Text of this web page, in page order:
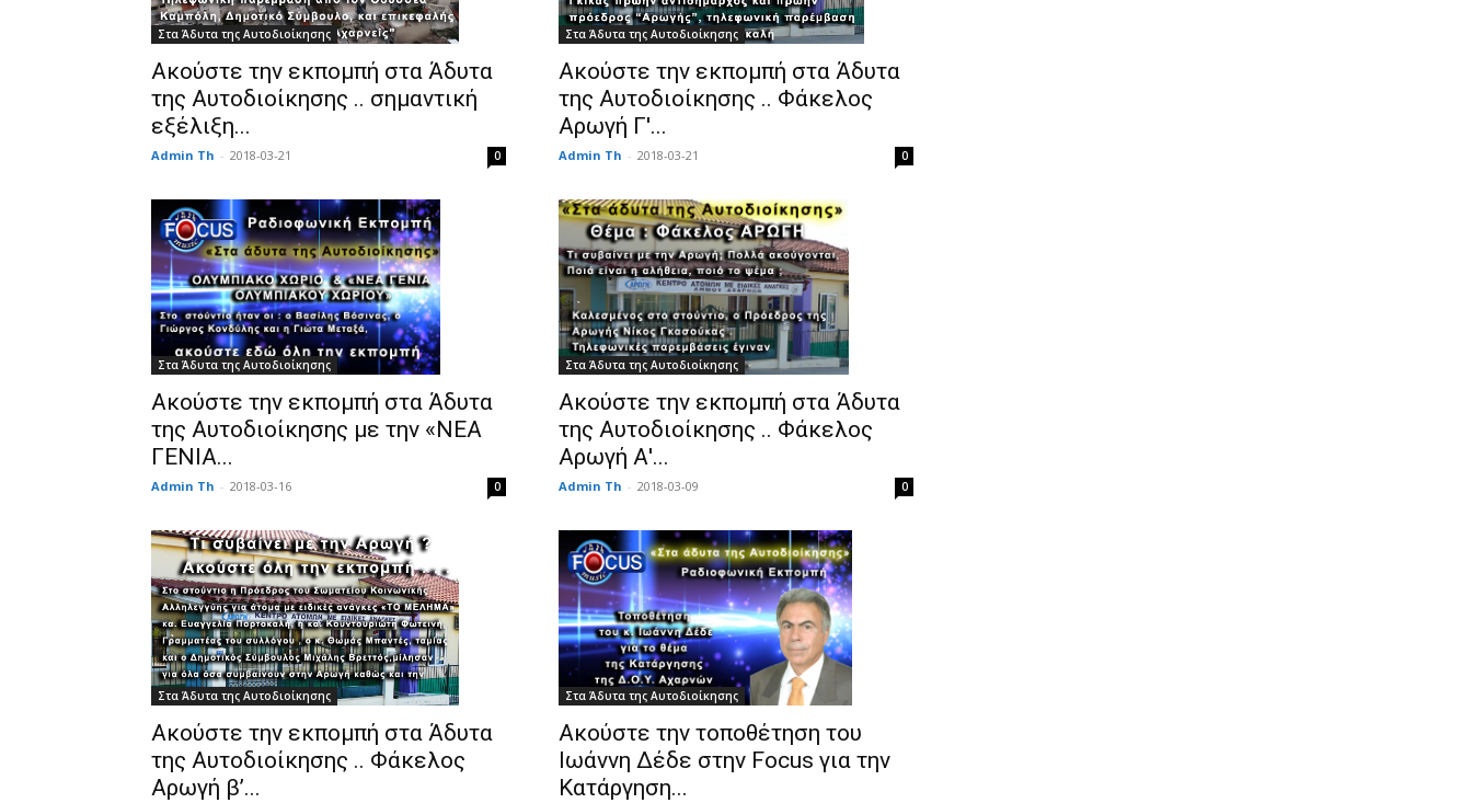
Στα Άδυτα της Αυτοδιοίκησης
Ακούστε την εκπομπή στα Άδυτα
της Αυτοδιοίκησης .. σημαντική
εξέλιξη...
Admin Th - 2018-03-21 0
Στα Άδυτα της Αυτοδιοίκησης
Ακούστε την εκπομπή στα Άδυτα
της Αυτοδιοίκησης .. Φάκελος
Αρωγή Γ′...
Admin Th - 2018-03-21 0
Στα Άδυτα της Αυτοδιοίκησης
Ακούστε την εκπομπή στα Άδυτα
της Αυτοδιοίκησης με την «ΝΕΑ
ΓΕΝΙΑ...
Admin Th - 2018-03-16 0
Στα Άδυτα της Αυτοδιοίκησης
Ακούστε την εκπομπή στα Άδυτα
της Αυτοδιοίκησης .. Φάκελος
Αρωγή Α′...
Admin Th - 2018-03-09 0
Στα Άδυτα της Αυτοδιοίκησης
Ακούστε την εκπομπή στα Άδυτα
της Αυτοδιοίκησης .. Φάκελος
Αρωγή β’...
Στα Άδυτα της Αυτοδιοίκησης
Ακούστε την τοποθέτηση του
Ιωάννη Δέδε στην Focus για την
Κατάργηση...